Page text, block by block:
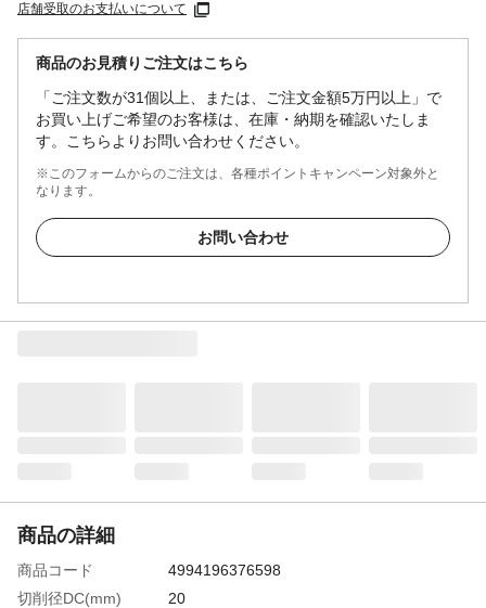
店舗受取のお支払いについて
商品のお見積りご注文はこちら
「ご注文数が31個以上、または、ご注文金額5万円以上」で
お買い上げご希望のお客様は、在庫・納期を確認いたしま
す。こちらよりお問い合わせください。
※このフォームからのご注文は、各種ポイントキャンペーン対象外と
なります。
お問い合わせ
商品の詳細
商品コード
4994196376598
切削径DC(mm)
20